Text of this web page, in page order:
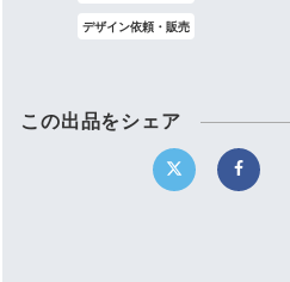
デザイン依頼・販売
この出品をシェア